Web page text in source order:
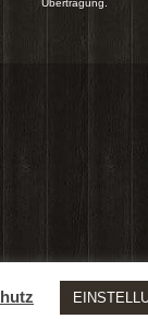
Übertragung.